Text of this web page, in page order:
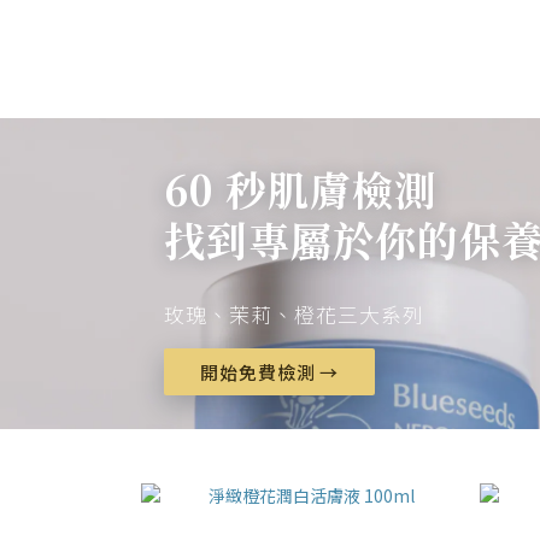
60 秒肌膚檢測
找到專屬於你的保
玫瑰、茉莉、橙花三大系列
開始免費檢測 →